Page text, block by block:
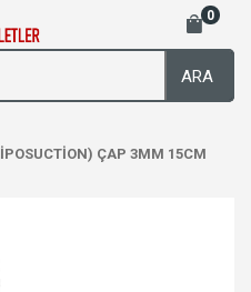
0
ARA
ÇAP 3MM 15CM